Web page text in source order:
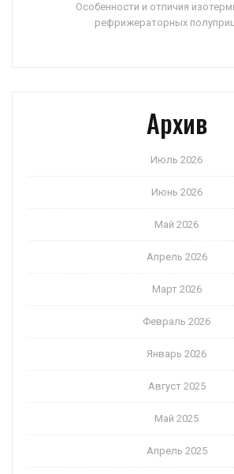
Особенности и отличия
рефрижераторных
Архив
Июль 2026
Июнь 2026
Май 2026
Апрель 2026
Март 2026
Февраль 2026
Январь 2026
Август 2025
Май 2025
Апрель 2025